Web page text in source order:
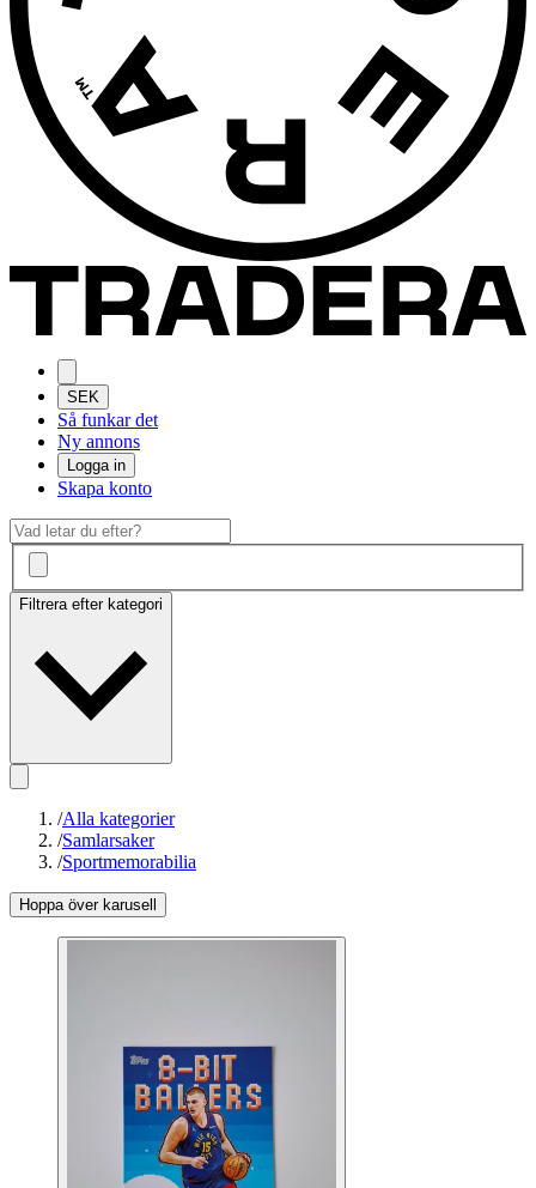
SEK
Så funkar det
Ny annons
Logga in
Skapa konto
Filtrera efter kategori
/Alla kategorier
/Samlarsaker
/Sportmemorabilia
Hoppa över karusell